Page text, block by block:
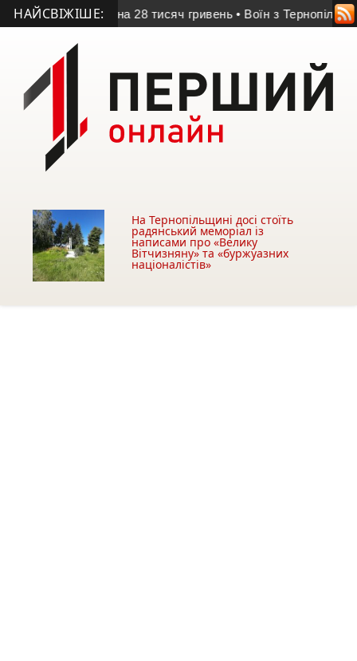
НАЙСВІЖІШЕ:
Кременця на 28 тисяч гривень • Воїн з Тернопільщини з
На Тернопільщині досі стоїть
радянський меморіал із
написами про «Велику
Вітчизняну» та «буржуазних
націоналістів»